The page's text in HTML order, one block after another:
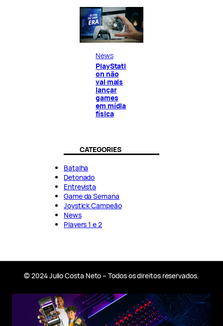
News
PlayStati
on não
vai mais
lançar
games
em mídia
física
CATEGORIES
Batalha
Detonado
Entrevista
Game da Semana
Joystick Campeão
News
Players 1 e 2
© 2024 Julio Costa Neto – Todos os direitos reservados.